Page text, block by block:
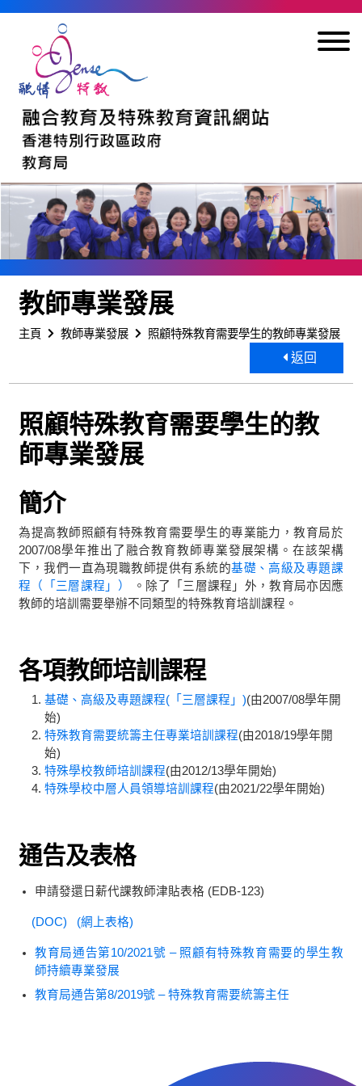
教師專業發展
主頁 教師專業發展 照顧特殊教育需要學生的教師專業發展
返回
照顧特殊教育需要學生的教
師專業發展
簡介
為提高教師照顧有特殊教育需要學生的專業能力，教育局於
2007/08學年推出了融合教育教師專業發展架構。在該架構
下，我們一直為現職教師提供有系統的基礎、高級及專題課
程（「三層課程」）
。除了「三層課程」外，教育局亦因應
教師的培訓需要舉辦不同類型的特殊教育培訓課程。
各項教師培訓課程
基礎、高級及專題課程(「三層課程」)(由2007/08學年開
始)
特殊教育需要統籌主任專業培訓課程(由2018/19學年開
始)
特殊學校教師培訓課程(由2012/13學年開始)
特殊學校中層人員領導培訓課程(由2021/22學年開始)
通告及表格
申請發還日薪代課教師津貼表格 (EDB-123)
(DOC) (網上表格)
教育局通告第10/2021號 – 照顧有特殊教育需要的學生教
師持續專業發展
教育局通告第8/2019號 – 特殊教育需要統籌主任